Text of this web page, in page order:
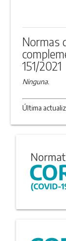
Normas
151/2021
Ninguna.
Última